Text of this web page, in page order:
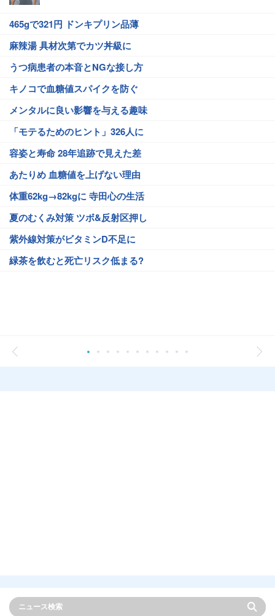
465gで321円 ドンキプリン品薄
麻辣湯 具材次第でカツ丼級に
うつ病患者の本音とNGな接し方
キノコで血糖値スパイクを防ぐ
メンタルに良い影響を与える趣味
「モテるためのヒント」326人に
容姿と寿命 28年追跡で見えた差
あたりめ 血糖値を上げない理由
体重62kg→82kgに 寺田心の生活
夏のむくみ対策 ツボ&反射区押し
紫外線対策がビタミンD不足に
緑茶を飲むと死亡リスク低まる?